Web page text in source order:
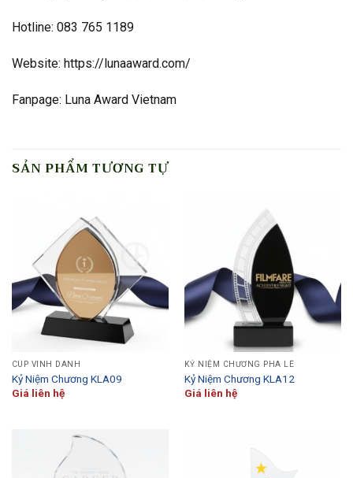
Hotline: 083 765 1189
Website: https://lunaaward.com/
Fanpage: Luna Award Vietnam
SẢN PHẨM TƯƠNG TỰ
CÚP VINH DANH
Kỷ Niệm Chương KLA09
Giá liên hệ
KỶ NIỆM CHƯƠNG PHA LÊ
Kỷ Niệm Chương KLA12
Giá liên hệ